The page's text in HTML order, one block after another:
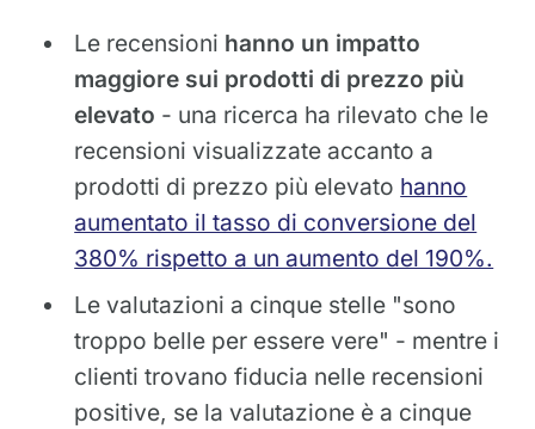
Le recensioni hanno un impatto
maggiore sui prodotti di prezzo più
elevato - una ricerca ha rilevato che le
recensioni visualizzate accanto a
prodotti di prezzo più elevato hanno
aumentato il tasso di conversione del
380% rispetto a un aumento del 190%.
Le valutazioni a cinque stelle "sono
troppo belle per essere vere" - mentre i
clienti trovano fiducia nelle recensioni
positive, se la valutazione è a cinque